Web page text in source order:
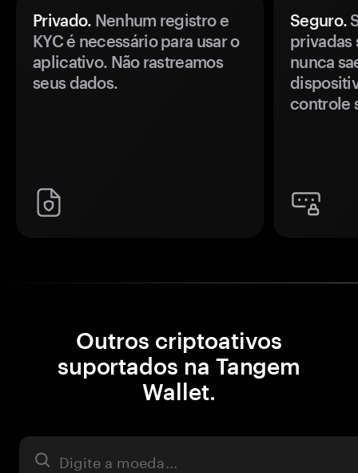
Privado. Nenhum registro e
KYC é necessário para usar o
aplicativo. Não rastreamos
seus dados.
Seguro.
privadas
nunca
controle
Outros criptoativos
suportados na Tangem
Wallet.
Ativo